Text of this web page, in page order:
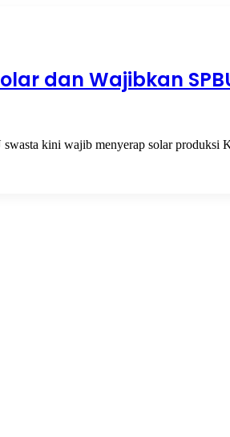
dan Wajibkan
kini wajib menyerap solar produksi